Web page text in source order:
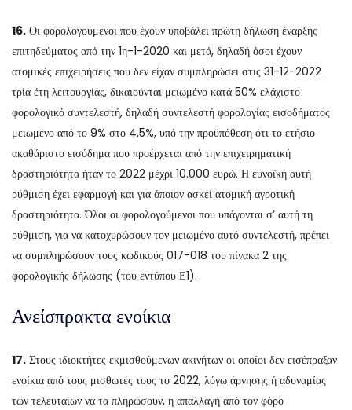
16. Οι φορολογούμενοι που έχουν υποβάλει πρώτη δήλωση έναρξης
επιτηδεύματος από την 1η-1-2020 και μετά, δηλαδή όσοι έχουν
ατομικές επιχειρήσεις που δεν είχαν συμπληρώσει στις 31-12-2022
τρία έτη λειτουργίας, δικαιούνται μειωμένο κατά 50% ελάχιστο
φορολογικό συντελεστή, δηλαδή συντελεστή φορολογίας εισοδήματος
μειωμένο από το 9% στο 4,5%, υπό την προϋπόθεση ότι το ετήσιο
ακαθάριστο εισόδημα που προέρχεται από την επιχειρηματική
δραστηριότητα ήταν το 2022 μέχρι 10.000 ευρώ. Η ευνοϊκή αυτή
ρύθμιση έχει εφαρμογή και για όποιον ασκεί ατομική αγροτική
δραστηριότητα. Όλοι οι φορολογούμενοι που υπάγονται σ’ αυτή τη
ρύθμιση, για να κατοχυρώσουν τον μειωμένο αυτό συντελεστή, πρέπει
να συμπληρώσουν τους κωδικούς 017-018 του πίνακα 2 της
φορολογικής δήλωσης (του εντύπου Ε1).
Ανείσπρακτα ενοίκια
17. Στους ιδιοκτήτες εκμισθούμενων ακινήτων οι οποίοι δεν εισέπραξαν
ενοίκια από τους μισθωτές τους το 2022, λόγω άρνησης ή αδυναμίας
των τελευταίων να τα πληρώσουν, η απαλλαγή από τον φόρο